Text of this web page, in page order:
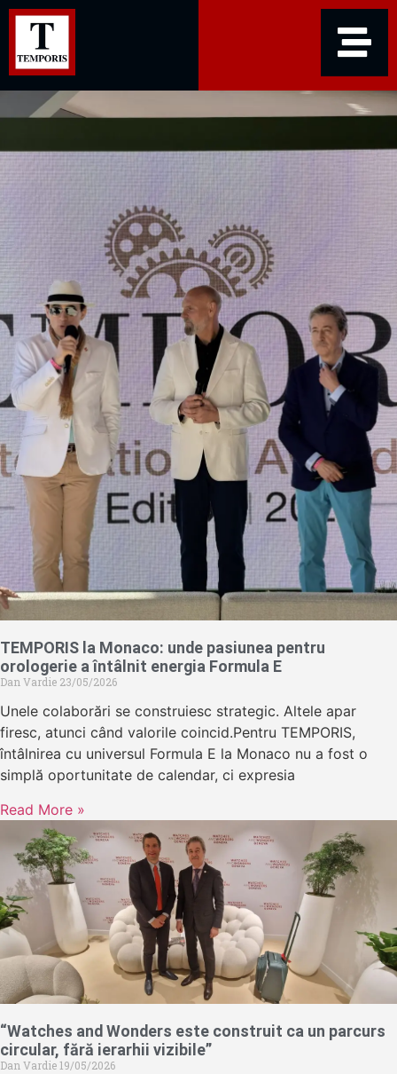
TEMPORIS la Monaco: unde pasiunea pentru
orologerie a întâlnit energia Formula E
Dan Vardie 23/05/2026
Unele colaborări se construiesc strategic. Altele apar
firesc, atunci când valorile coincid.Pentru TEMPORIS,
întâlnirea cu universul Formula E la Monaco nu a fost o
simplă oportunitate de calendar, ci expresia
Read More »
“Watches and Wonders este construit ca un parcurs
circular, fără ierarhii vizibile”
Dan Vardie19/05/2026